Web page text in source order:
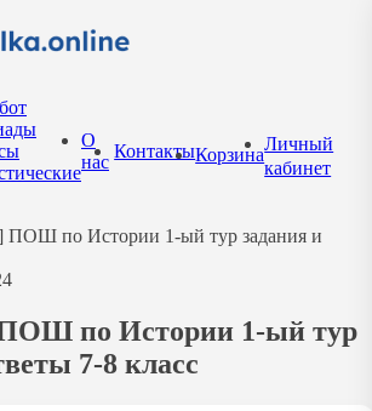
О
нас
КонтактыКорзина
Личный
кабинет
ПОШ по Истории 1-ый тур задания и
ПОШ по Истории 1-ый тур
7-8 класс